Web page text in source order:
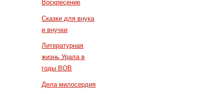
Воскресение
Сказки для внука
и внучки
Литературная
жизнь Урала в
годы ВОВ
Дела милосердия